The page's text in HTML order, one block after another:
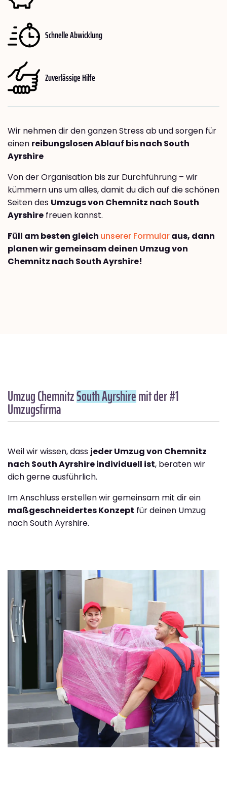
Schnelle Abwicklung
Zuverlässige Hilfe
Wir nehmen dir den ganzen Stress ab und sorgen für
einen reibungslosen Ablauf bis nach South
Ayrshire
Von der Organisation bis zur Durchführung – wir
kümmern uns um alles, damit du dich auf die schönen
Seiten des Umzugs von Chemnitz nach South
Ayrshire freuen kannst.
Füll am besten gleich unserer Formularaus, dann
planen wir gemeinsam deinen Umzug von
Chemnitz nach South Ayrshire!
Umzug ChemnitzSouth Ayrshiremit der #1
Umzugsfirma
Weil wir wissen, dass jeder Umzug von Chemnitz
nach South Ayrshire individuell ist, beraten wir
dich gerne ausführlich.
Im Anschluss erstellen wir gemeinsam mit dir ein
maßgeschneidertes Konzept für deinen Umzug
nach South Ayrshire.